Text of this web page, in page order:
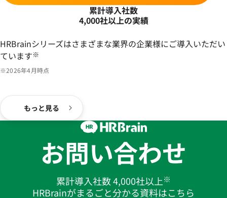
累計導入社数
4,000社以上の実績
HRBrainシリーズはさまざまな業界の企業様にご導入いただい
ています※
※2026年4月時点
もっと見る
お問い合わせ
累計導入社数 4,000社以上※
HRBrainがまるごと分かる資料はこちら